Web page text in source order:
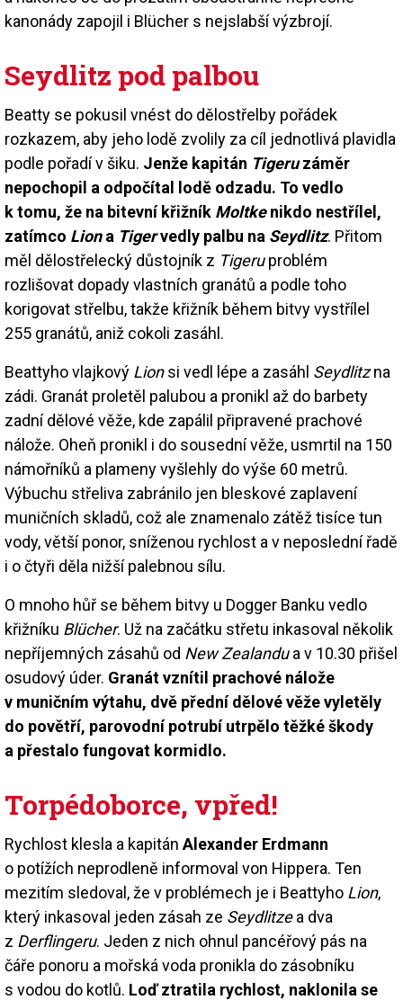
kanonády zapojil i Blücher s nejslabší výzbrojí.
Seydlitz pod palbou
Beatty se pokusil vnést do dělostřelby pořádek
rozkazem, aby jeho lodě zvolily za cíl jednotlivá plavidla
podle pořadí v šiku. Jenže kapitán Tigeruzáměr
nepochopil a odpočítal lodě odzadu. To vedlo
k tomu, že na bitevní křižník Moltkenikdo nestřílel,
zatímco Liona Tigervedly palbu na Seydlitz. Přitom
měl dělostřelecký důstojník z Tigeruproblém
rozlišovat dopady vlastních granátů a podle toho
korigovat střelbu, takže křižník během bitvy vystřílel
255 granátů, aniž cokoli zasáhl.
Beattyho vlajkový Lionsi vedl lépe a zasáhl Seydlitzna
zádi. Granát proletěl palubou a pronikl až do barbety
zadní dělové věže, kde zapálil připravené prachové
nálože. Oheň pronikl i do sousední věže, usmrtil na 150
námořníků a plameny vyšlehly do výše 60 metrů.
Výbuchu střeliva zabránilo jen bleskové zaplavení
muničních skladů, což ale znamenalo zátěž tisíce tun
vody, větší ponor, sníženou rychlost a v neposlední řadě
i o čtyři děla nižší palebnou sílu.
O mnoho hůř se během bitvy u Dogger Banku vedlo
křižníku Blücher. Už na začátku střetu inkasoval několik
nepříjemných zásahů od New Zealandua v 10.30 přišel
osudový úder. Granát vznítil prachové nálože
v muničním výtahu, dvě přední dělové věže vyletěly
do povětří, parovodní potrubí utrpělo těžké škody
a přestalo fungovat kormidlo.
Torpédoborce, vpřed!
Rychlost klesla a kapitán Alexander Erdmann
o potížích neprodleně informoval von Hippera. Ten
mezitím sledoval, že v problémech je i Beattyho Lion,
který inkasoval jeden zásah ze Seydlitzea dva
z Derflingeru. Jeden z nich ohnul pancéřový pás na
čáře ponoru a mořská voda pronikla do zásobníku
s vodou do kotlů. Loď ztratila rychlost, naklonila se